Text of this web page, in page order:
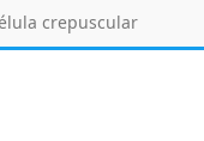
crepuscular